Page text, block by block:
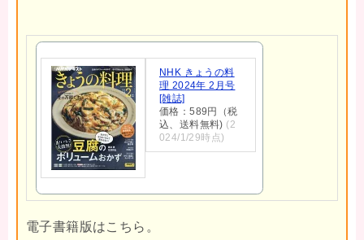
NHK きょうの料
理 2024年 2月号
[雑誌]
価格：589円（税
込、送料無料) (2
024/1/29時点)
電子書籍版はこちら。